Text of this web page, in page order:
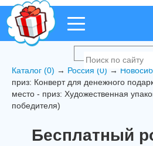
Каталог (0) → Россия (0) →
приз: Конверт для денежного
место - приз: Художественная
победителя)
Бесплатный